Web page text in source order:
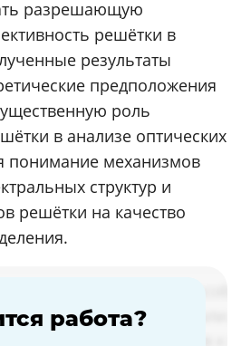
разрешающую
решётки в
результаты
предположения
роль
в анализе оптических
понимание механизмов
структур и
решётки на качество
работа?